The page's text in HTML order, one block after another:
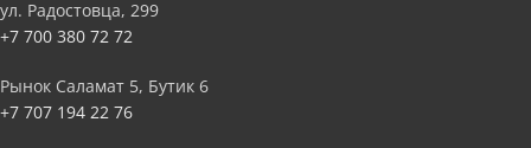
ул. Радостовца, 299
+7 700 380 72 72
Рынок Саламат 5, Бутик 6
+7 707 194 22 76